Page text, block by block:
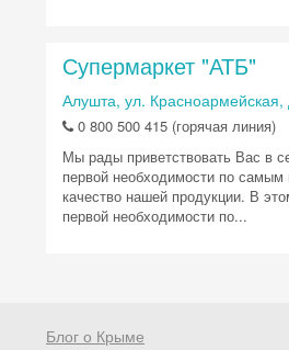
Супермаркет "АТБ"
Алушта, ул. Красноармейская,
0 800 500 415 (горячая линия)
Мы рады приветствовать Вас в
первой необходимости по
качество нашей продукции. В
первой необходимости по...
Блог о Крыме